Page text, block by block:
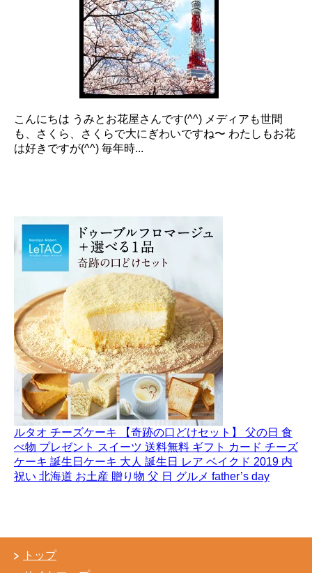
こんにちは うみとお花屋さんです(^^) メディアも世間
も、さくら、さくらで大にぎわいですね〜 わたしもお花
は好きですが(^^) 毎年時...
ルタオ チーズケーキ 【奇跡の口どけセット】 父の日 食
べ物 プレゼント スイーツ 送料無料 ギフト カード チーズ
ケーキ 誕生日ケーキ 大人 誕生日 レア ベイクド 2019 内
祝い 北海道 お土産 贈り物 父 日 グルメ father’s day
トップ